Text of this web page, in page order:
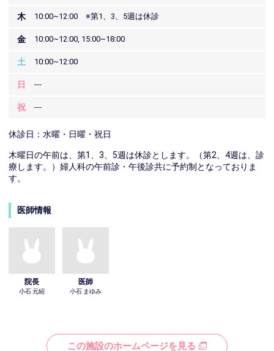
木 10:00~12:00 ※第1、3、5週は休診
金 10:00~12:00, 15:00~18:00
土 10:00~12:00
日 ---
祝 ---
休診日：水曜・日曜・祝日
木曜日の午前は、第1、3、5週は休診とします。（第2、4週は、診
療します。）婦人科の午前診・午後診共に予約制となっておりま
す。
医師情報
院長
小石 元紹
医師
小石 まゆみ
この施設のホームページを見る